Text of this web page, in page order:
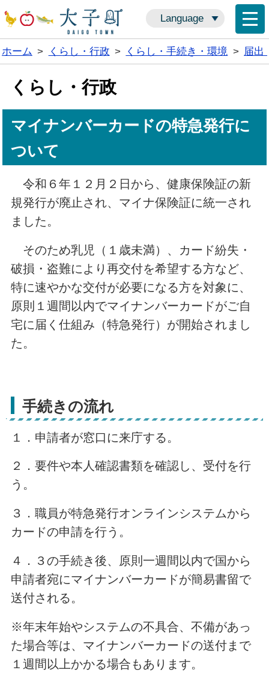
Language
ホーム > くらし・行政 > くらし・手続き・環境 > 届出
くらし・行政
マイナンバーカードの特急発行に
ついて
令和６年１２月２日から、健康保険証の新
規発行が廃止され、マイナ保険証に統一され
ました。
そのため乳児（１歳未満）、カード紛失・
破損・盗難により再交付を希望する方など、
特に速やかな交付が必要になる方を対象に、
原則１週間以内でマイナンバーカードがご自
宅に届く仕組み（特急発行）が開始されまし
た。
手続きの流れ
１．申請者が窓口に来庁する。
２．要件や本人確認書類を確認し、受付を行
う。
３．職員が特急発行オンラインシステムから
カードの申請を行う。
４．３の手続き後、原則一週間以内で国から
申請者宛にマイナンバーカードが簡易書留で
送付される。
※年末年始やシステムの不具合、不備があっ
た場合等は、マイナンバーカードの送付まで
１週間以上かかる場合もあります。